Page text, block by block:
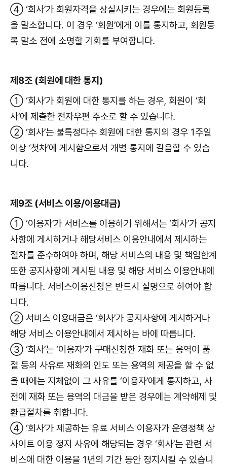
④ ‘회사’가 회원자격을 상실시키는 경우에는 회원등록
을 말소합니다. 이 경우 ‘회원’에게 이를 통지하고, 회원등
록 말소 전에 소명할 기회를 부여합니다.
제8조 (회원에 대한 통지)
① ‘회사’가 회원에 대한 통지를 하는 경우, 회원이 ‘회
사’에 제출한 전자우편 주소로 할 수 있습니다.
② ‘회사’는 불특정다수 회원에 대한 통지의 경우 1주일
이상 ‘첫차’에 게시함으로서 개별 통지에 갈음할 수 있습
니다.
제9조 (서비스 이용/이용대금)
① ‘이용자’가 서비스를 이용하기 위해서는 ‘회사’가 공지
사항에 게시하거나 해당서비스 이용안내에서 제시하는
절차를 준수하여야 하며, 해당 서비스의 내용 및 책임한계
또한 공지사항에 게시된 내용 및 해당 서비스 이용안내에
따릅니다. 서비스이용신청은 반드시 실명으로 하여야 합
니다.
② 서비스 이용대금은 ‘회사’가 공지사항에 게시하거나
해당 서비스 이용안내에서 제시하는 바에 따릅니다.
③ ‘회사’는 ‘이용자’가 구매신청한 재화 또는 용역이 품
절 등의 사유로 재화의 인도 또는 용역의 제공을 할 수 없
을 때에는 지체없이 그 사유를 ‘이용자’에게 통지하고, 사
전에 재화 또는 용역의 대금을 받은 경우에는 계약해제 및
환급절차를 취합니다.
④ ‘회사’가 제공하는 유료 서비스 이용자가 운영정책 상
사이트 이용 정지 사유에 해당되는 경우 ‘회사’는 관련 서
비스에 대한 이용을 1년의 기간 동안 정지시킬 수 있습니